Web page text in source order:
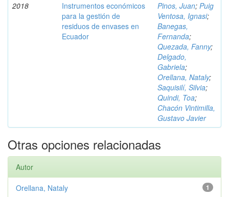
2018
Instrumentos económicos
para la gestión de
residuos de envases en
Ecuador
Pinos, Juan; Puig
Ventosa, Ignasi;
Banegas,
Fernanda;
Quezada, Fanny;
Delgado,
Gabriela;
Orellana, Nataly;
Saquisilí, Silvia;
Quindi, Toa;
Chacón Vintimilla,
Gustavo Javier
Otras opciones relacionadas
Autor
1
Orellana, Nataly